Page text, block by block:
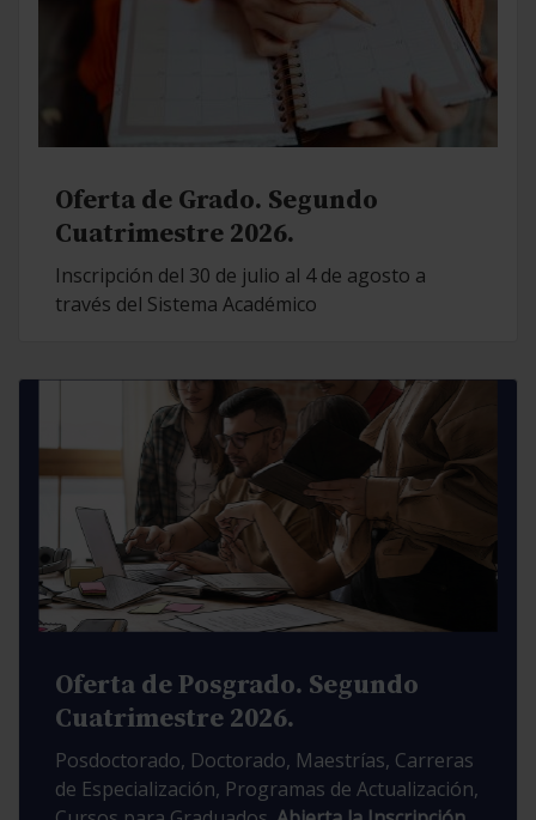
Oferta de Grado. Segundo
Cuatrimestre 2026.
Inscripción del 30 de julio al 4 de agosto a
través del Sistema Académico
Oferta de Posgrado. Segundo
Cuatrimestre 2026.
Posdoctorado, Doctorado, Maestrías, Carreras
de Especialización, Programas de Actualización,